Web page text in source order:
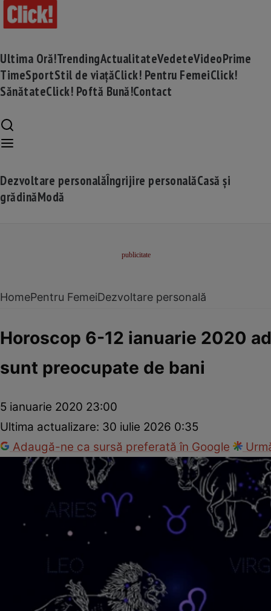
Ultima Oră!TrendingActualitateVedeteVideoPrime
TimeSportStil de viațăClick! Pentru FemeiClick!
SănătateClick! Poftă Bună!Contact
Dezvoltare personalăÎngrijire personalăCasă și
grădinăModă
HomePentru FemeiDezvoltare personală
Horoscop 6-12 ianuarie 2020
sunt preocupate de bani
5 ianuarie 2020 23:00
Ultima actualizare: 30 iulie 2026 0:35
Adaugă-ne ca sursă preferată în Google